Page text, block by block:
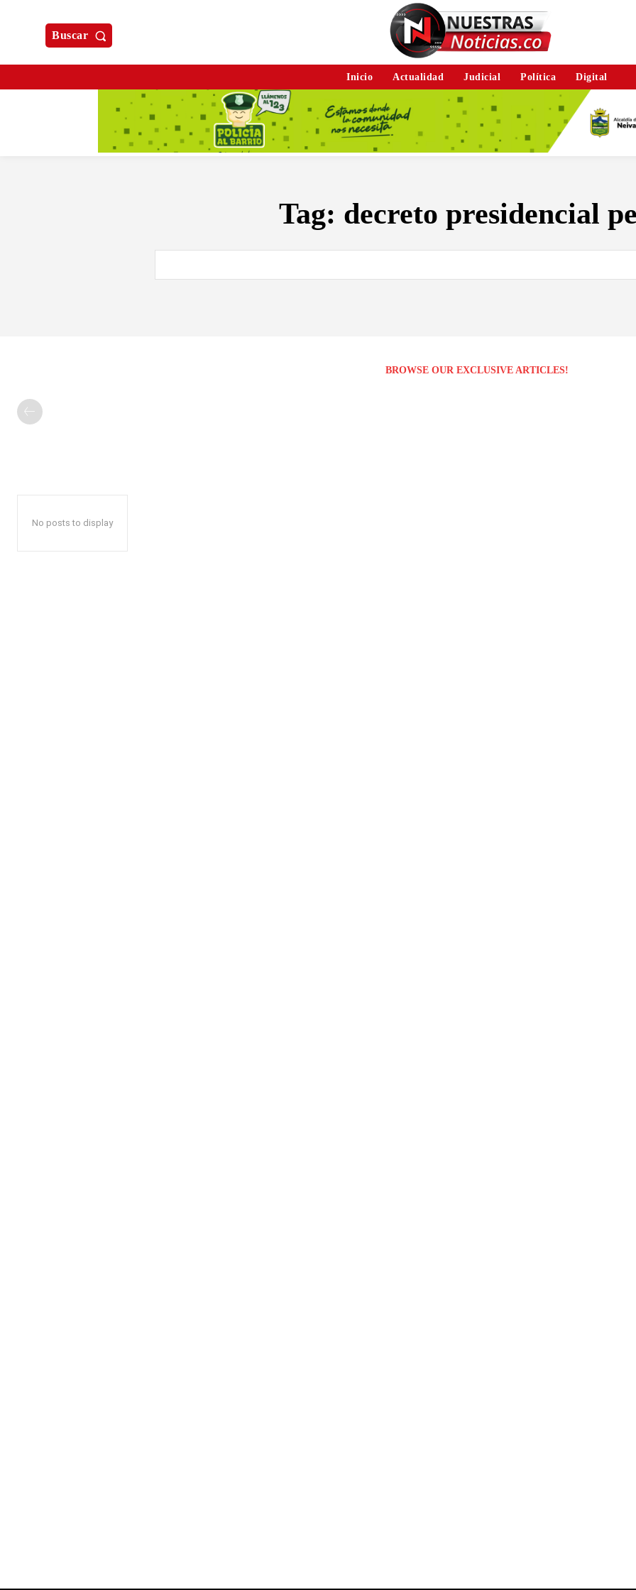
Buscar
Inicio Actualidad Judicial Política Digital
Tag: decreto presidencial
BROWSE OUR EXCLUSIVE ARTICLES!
No posts to display